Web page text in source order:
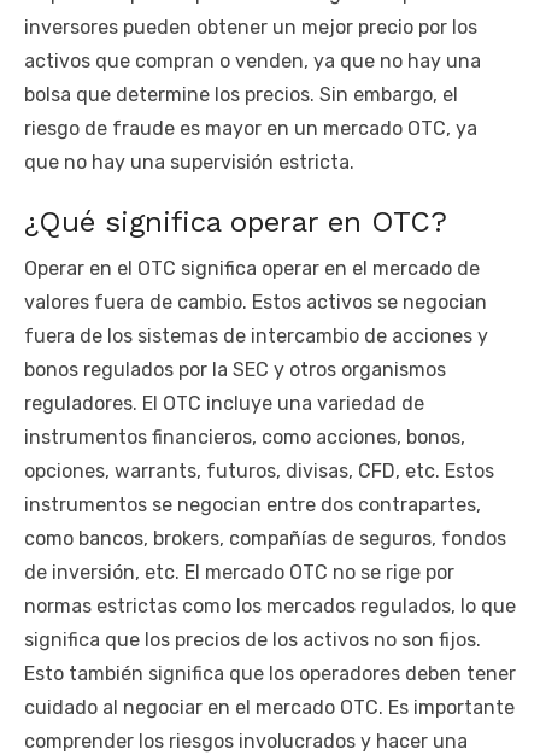
inversores pueden obtener un mejor precio por los
activos que compran o venden, ya que no hay una
bolsa que determine los precios. Sin embargo, el
riesgo de fraude es mayor en un mercado OTC, ya
que no hay una supervisión estricta.
¿Qué significa operar en OTC?
Operar en el OTC significa operar en el mercado de
valores fuera de cambio. Estos activos se negocian
fuera de los sistemas de intercambio de acciones y
bonos regulados por la SEC y otros organismos
reguladores. El OTC incluye una variedad de
instrumentos financieros, como acciones, bonos,
opciones, warrants, futuros, divisas, CFD, etc. Estos
instrumentos se negocian entre dos contrapartes,
como bancos, brokers, compañías de seguros, fondos
de inversión, etc. El mercado OTC no se rige por
normas estrictas como los mercados regulados, lo que
significa que los precios de los activos no son fijos.
Esto también significa que los operadores deben tener
cuidado al negociar en el mercado OTC. Es importante
comprender los riesgos involucrados y hacer una